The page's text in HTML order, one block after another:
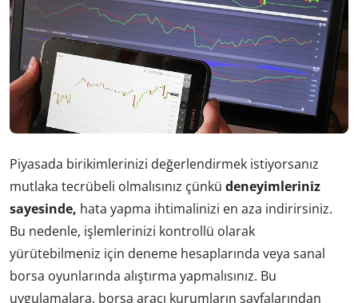
Piyasada birikimlerinizi değerlendirmek istiyorsanız
mutlaka tecrübeli olmalısınız çünkü deneyimleriniz
sayesinde, hata yapma ihtimalinizi en aza indirirsiniz.
Bu nedenle, işlemlerinizi kontrollü olarak
yürütebilmeniz için deneme hesaplarında veya sanal
borsa oyunlarında alıştırma yapmalısınız. Bu
uygulamalara, borsa aracı kurumların sayfalarından